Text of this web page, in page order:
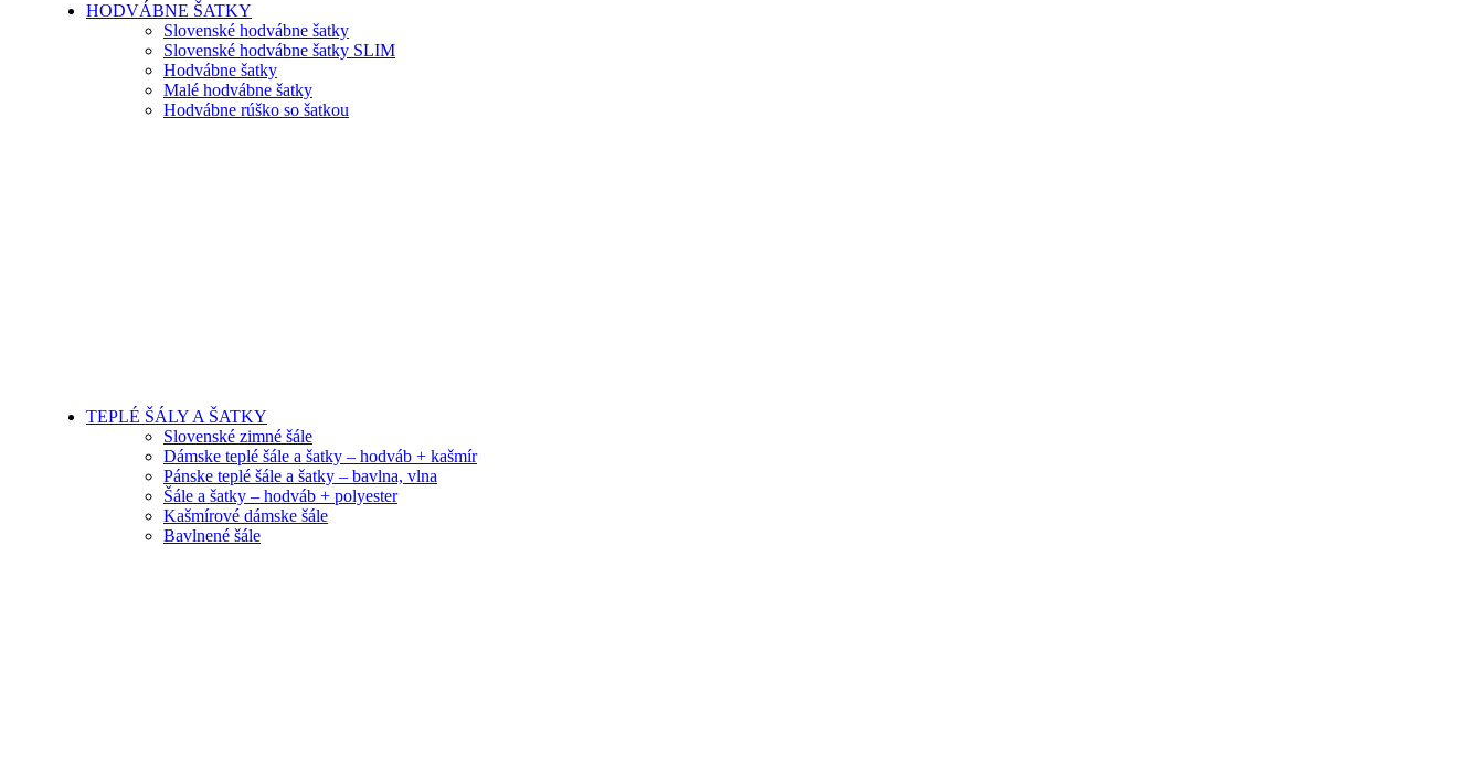
HODVÁBNE ŠATKY
Slovenské hodvábne šatky
Slovenské hodvábne šatky SLIM
Hodvábne šatky
Malé hodvábne šatky
Hodvábne rúško so šatkou
TEPLÉ ŠÁLY A ŠATKY
Slovenské zimné šále
Dámske teplé šále a šatky – hodváb + kašmír
Pánske teplé šále a šatky – bavlna, vlna
Šále a šatky – hodváb + polyester
Kašmírové dámske šále
Bavlnené šále